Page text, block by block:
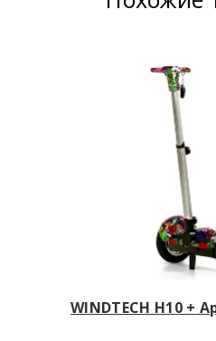
WINDTECH H10 +